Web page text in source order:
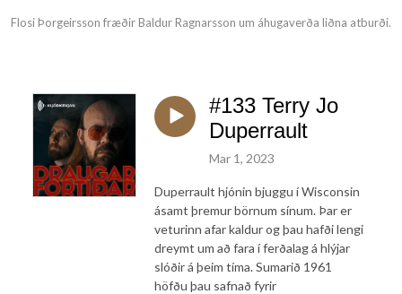
Flosi Þorgeirsson fræðir Baldur Ragnarsson um áhugaverða liðna atburði.
#133 Terry Jo
Duperrault
Mar 1, 2023
Duperrault hjónin bjuggu í Wisconsin
ásamt þremur börnum sínum. Þar er
veturinn afar kaldur og þau hafði lengi
dreymt um að fara í ferðalag á hlýjar
slóðir á þeim tíma. Sumarið 1961
höfðu þau safnað fyrir